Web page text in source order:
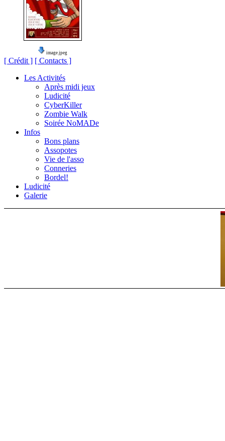
image.jpeg
[ Crédit ] [ Contacts ]
Les Activités
Après midi jeux
Ludicité
CyberKiller
Zombie Walk
Soirée NoMADe
Infos
Bons plans
Assopotes
Vie de l'asso
Conneries
Bordel!
Ludicité
Galerie